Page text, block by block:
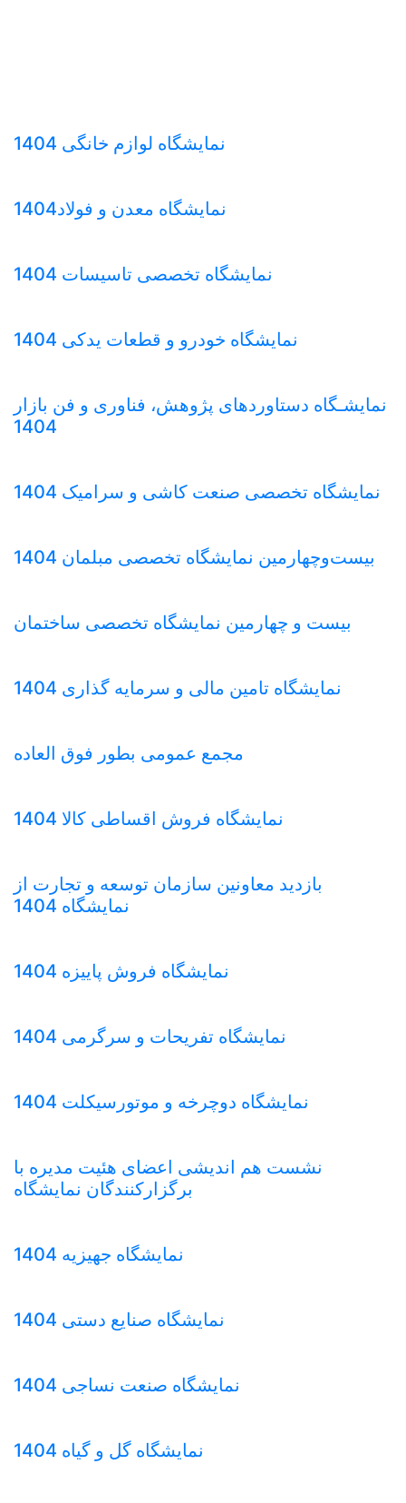
نمایشگاه لوازم خانگی 1404
نمایشگاه معدن و فولاد1404
نمایشگاه تخصصی تاسیسات 1404
نمایشگاه خودرو و قطعات یدکی 1404
نمایشـگاه دستاوردهای پژوهش، فناوری و فن بازار
1404
نمایشگاه تخصصی صنعت کاشی و سرامیک 1404
بیست‌وچهارمین نمایشگاه تخصصی مبلمان 1404
بیست و چهارمین نمایشگاه تخصصی ساختمان
نمایشگاه تامین مالی و سرمایه گذاری 1404
مجمع عمومی بطور فوق العاده
نمایشگاه فروش اقساطی کالا 1404
بازدید معاونین سازمان توسعه و تجارت از
نمایشگاه 1404
نمایشگاه فروش پاییزه 1404
نمایشگاه تفریحات و سرگرمی 1404
نمایشگاه دوچرخه و موتورسیکلت 1404
نشست هم اندیشی اعضای هئیت مدیره با
برگزارکنندگان نمایشگاه
نمایشگاه جهیزیه 1404
نمایشگاه صنایع دستی 1404
نمایشگاه صنعت نساجی 1404
نمایشگاه گل و گیاه 1404